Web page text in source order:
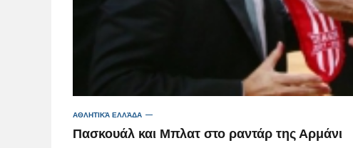
ΑΘΛΗΤΙΚΆ ΕΛΛΆΔΑ
Πασκουάλ και Μπλατ στο ραντάρ της Αρμάνι